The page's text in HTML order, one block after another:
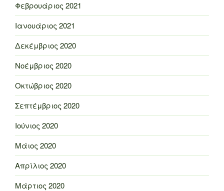
Φεβρουάριος 2021
Ιανουάριος 2021
Δεκέμβριος 2020
Νοέμβριος 2020
Οκτώβριος 2020
Σεπτέμβριος 2020
Ιούνιος 2020
Μάιος 2020
Απρίλιος 2020
Μάρτιος 2020